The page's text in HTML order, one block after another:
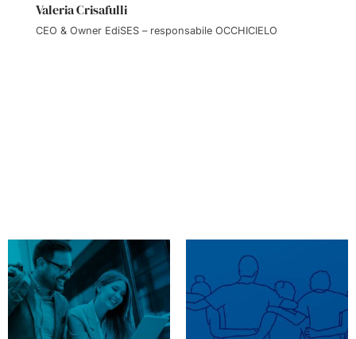
Valeria Crisafulli
CEO & Owner EdiSES – responsabile OCCHICIELO